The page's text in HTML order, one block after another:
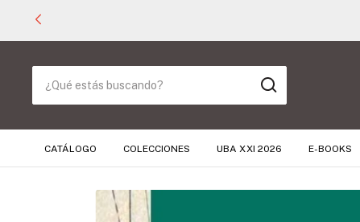
CATÁLOGO COLECCIONES UBA XXI 2026 E-BOOKS